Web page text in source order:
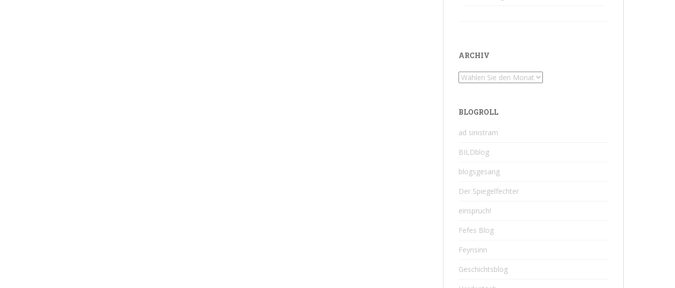
ARCHIV
Archiv
BLOGROLL
ad sinistram
BILDblog
blogsgesang
Der Spiegelfechter
einspruch!
Fefes Blog
Feynsinn
Geschichtsblog